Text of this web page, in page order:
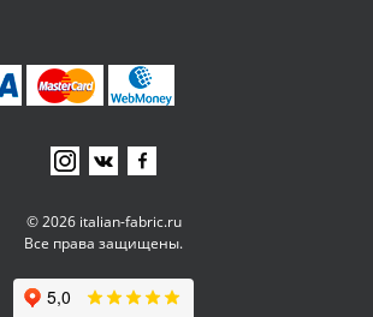
© 2026 italian-fabric.ru
Все права защищены.